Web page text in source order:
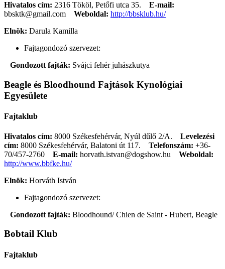
Hivatalos cím: 2316 Tököl, Petőfi utca 35. E-mail:
bbsktk@gmail.com
Weboldal: http://bbsklub.hu/
Elnök: Darula Kamilla
Fajtagondozó szervezet:
Gondozott fajták: Svájci fehér juhászkutya
Beagle és Bloodhound Fajtások Kynológiai
Egyesülete
Fajtaklub
Hivatalos cím: 8000 Székesfehérvár, Nyúl dűlő 2/A. Levelezési
cím: 8000 Székesfehérvár, Balatoni út 117. Telefonszám: +36-
70/457-2760
E-mail: horvath.istvan@dogshow.hu
Weboldal:
http://www.bbfke.hu/
Elnök: Horváth István
Fajtagondozó szervezet:
Gondozott fajták: Bloodhound/ Chien de Saint - Hubert, Beagle
Bobtail Klub
Fajtaklub